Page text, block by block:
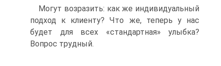
Могут возразить: как же индивидуальный
подход к клиенту? Что же, теперь у нас
будет для всех «стандартная» улыбка?
Вопрос трудный.